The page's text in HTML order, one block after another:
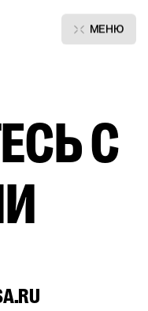
С
МЕНЮ
ПРИСОЕДИНИТЬСЯ
К НАШЕЙ КОМАНДЕ